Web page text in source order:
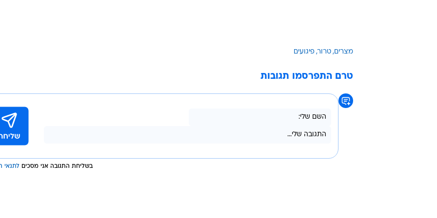
מצרים טרור פיגועים
טרם התפרסמו תגובות
בשליחת התגובה אני מסכים לתנאי